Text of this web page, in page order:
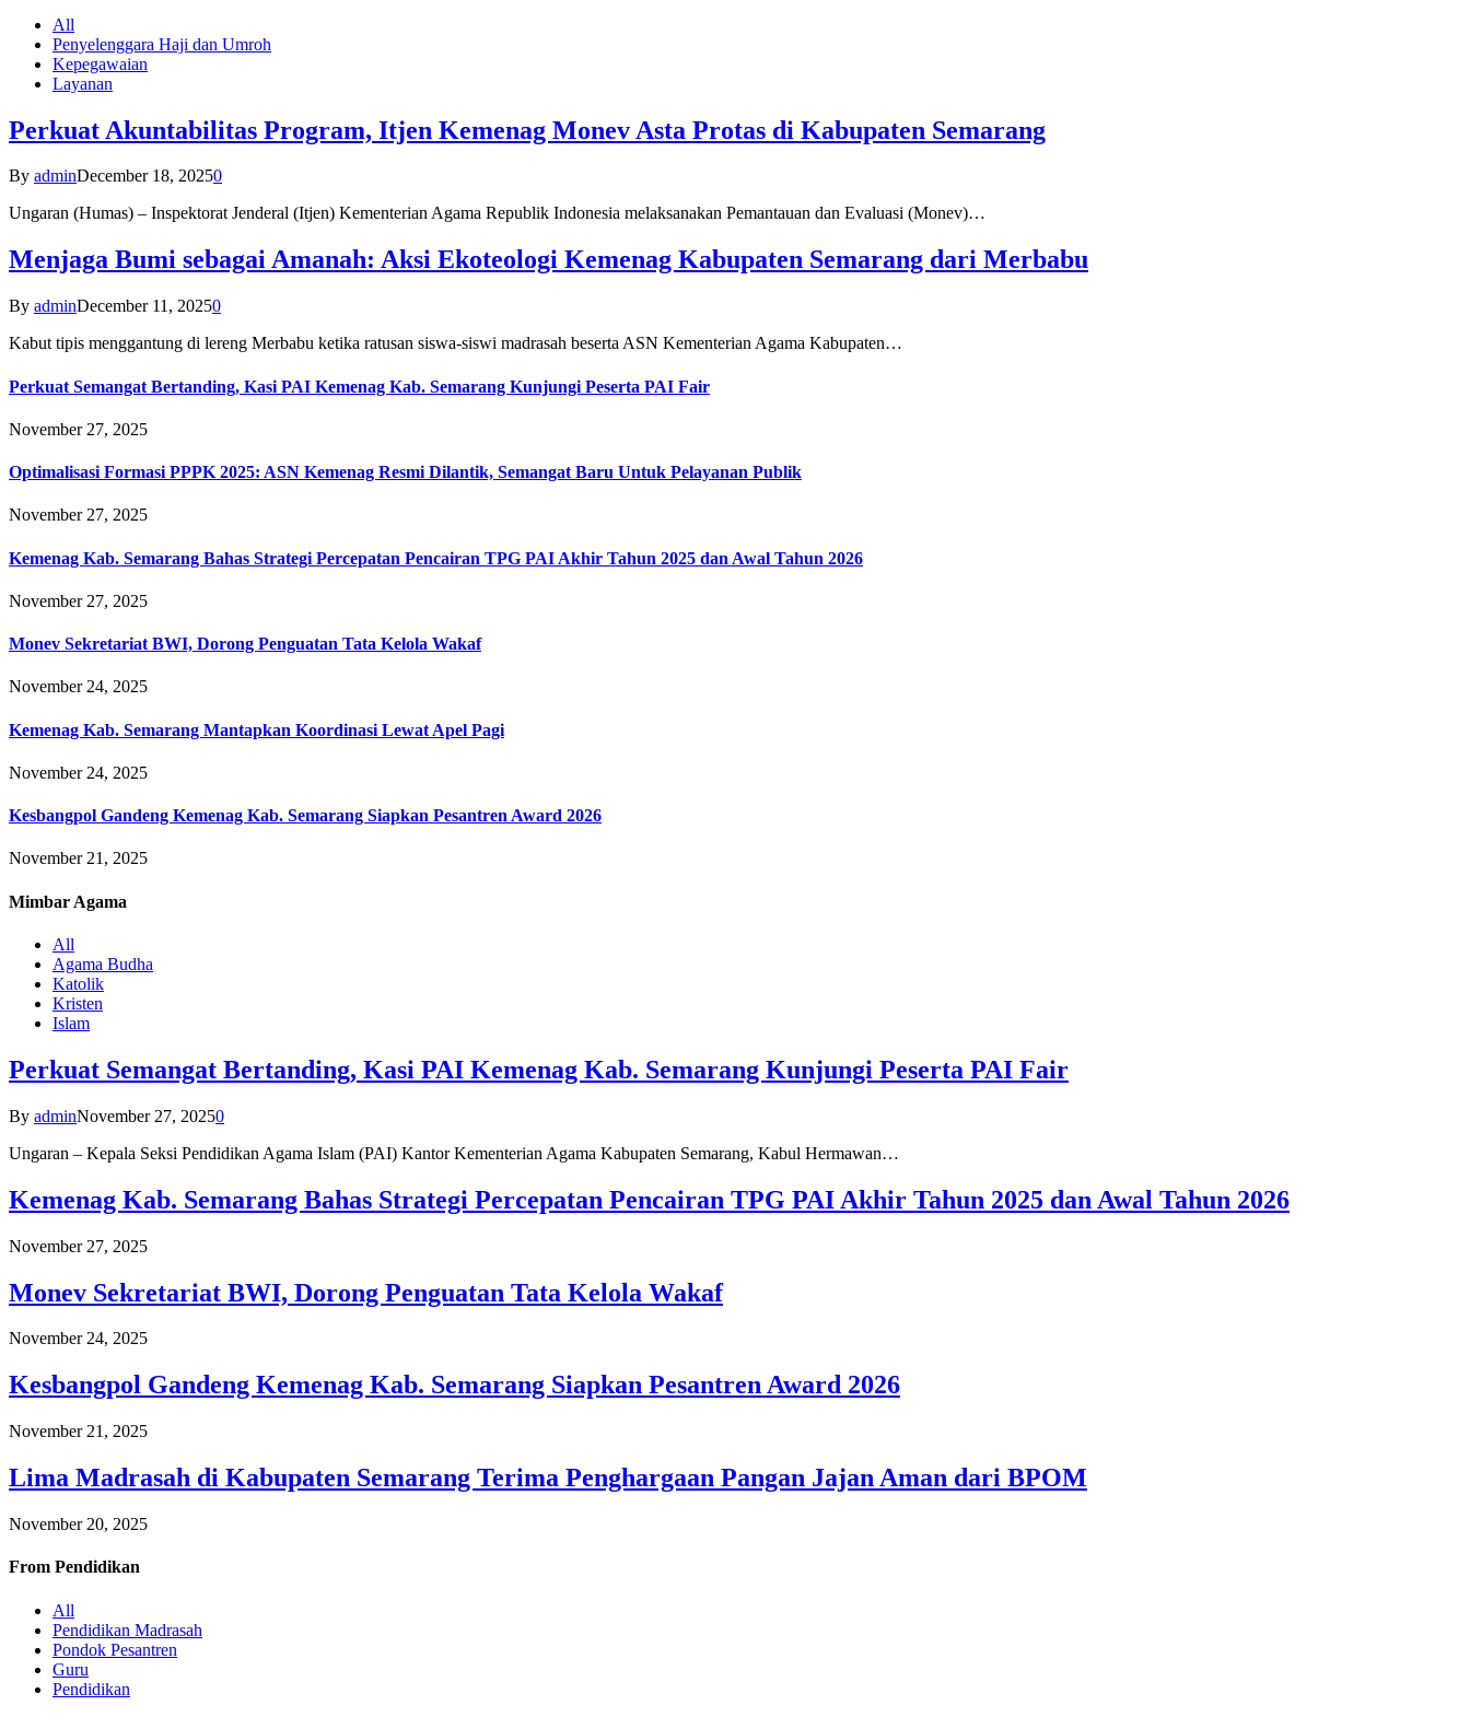
All
Penyelenggara Haji dan Umroh
Kepegawaian
Layanan
Perkuat Akuntabilitas Program, Itjen Kemenag Monev Asta Protas di Kabupaten Semarang
By adminDecember 18, 20250
Ungaran (Humas) – Inspektorat Jenderal (Itjen) Kementerian Agama Republik Indonesia melaksanakan Pemantauan dan Evaluasi (Monev)…
Menjaga Bumi sebagai Amanah: Aksi Ekoteologi Kemenag Kabupaten Semarang dari Merbabu
By adminDecember 11, 20250
Kabut tipis menggantung di lereng Merbabu ketika ratusan siswa-siswi madrasah beserta ASN Kementerian Agama Kabupaten…
Perkuat Semangat Bertanding, Kasi PAI Kemenag Kab. Semarang Kunjungi Peserta PAI Fair
November 27, 2025
Optimalisasi Formasi PPPK 2025: ASN Kemenag Resmi Dilantik, Semangat Baru Untuk Pelayanan Publik
November 27, 2025
Kemenag Kab. Semarang Bahas Strategi Percepatan Pencairan TPG PAI Akhir Tahun 2025 dan Awal Tahun 2026
November 27, 2025
Monev Sekretariat BWI, Dorong Penguatan Tata Kelola Wakaf
November 24, 2025
Kemenag Kab. Semarang Mantapkan Koordinasi Lewat Apel Pagi
November 24, 2025
Kesbangpol Gandeng Kemenag Kab. Semarang Siapkan Pesantren Award 2026
November 21, 2025
Mimbar Agama
All
Agama Budha
Katolik
Kristen
Islam
Perkuat Semangat Bertanding, Kasi PAI Kemenag Kab. Semarang Kunjungi Peserta PAI Fair
By adminNovember 27, 20250
Ungaran – Kepala Seksi Pendidikan Agama Islam (PAI) Kantor Kementerian Agama Kabupaten Semarang, Kabul Hermawan…
Kemenag Kab. Semarang Bahas Strategi Percepatan Pencairan TPG PAI Akhir Tahun 2025 dan Awal Tahun 2026
November 27, 2025
Monev Sekretariat BWI, Dorong Penguatan Tata Kelola Wakaf
November 24, 2025
Kesbangpol Gandeng Kemenag Kab. Semarang Siapkan Pesantren Award 2026
November 21, 2025
Lima Madrasah di Kabupaten Semarang Terima Penghargaan Pangan Jajan Aman dari BPOM
November 20, 2025
From Pendidikan
All
Pendidikan Madrasah
Pondok Pesantren
Guru
Pendidikan